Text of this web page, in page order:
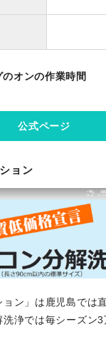
オンの作業時間
公式ページ
ョン
ョン」は鹿児島では
浄では毎シーズン